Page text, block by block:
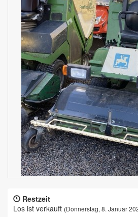
Restzeit
Los ist verkauft (Donnerstag, 8. Januar